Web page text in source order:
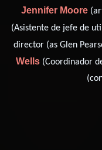
Jennifer Moore
(Asistente de jefe de
director (as Glen
Wells(Coordinador